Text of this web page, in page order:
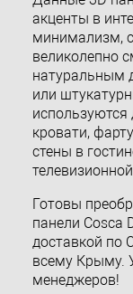
акценты в
минимализм,
великолепно
натуральным
или
кровати,
стены в
Готовы
панели Cosca
доставкой по
всему Крыму.
менеджеров!